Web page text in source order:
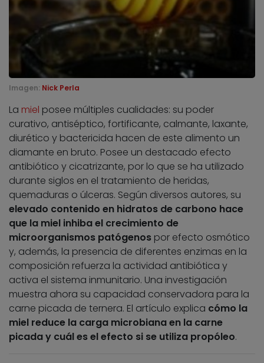
Imagen: Nick Perla
La miel posee múltiples cualidades: su poder
curativo, antiséptico, fortificante, calmante, laxante,
diurético y bactericida hacen de este alimento un
diamante en bruto. Posee un destacado efecto
antibiótico y cicatrizante, por lo que se ha utilizado
durante siglos en el tratamiento de heridas,
quemaduras o úlceras. Según diversos autores, su
elevado contenido en hidratos de carbono hace
que la miel inhiba el crecimiento de
microorganismos patógenos por efecto osmótico
y, además, la presencia de diferentes enzimas en la
composición refuerza la actividad antibiótica y
activa el sistema inmunitario. Una investigación
muestra ahora su capacidad conservadora para la
carne picada de ternera. El artículo explica cómo la
miel reduce la carga microbiana en la carne
picada y cuál es el efecto si se utiliza propóleo.